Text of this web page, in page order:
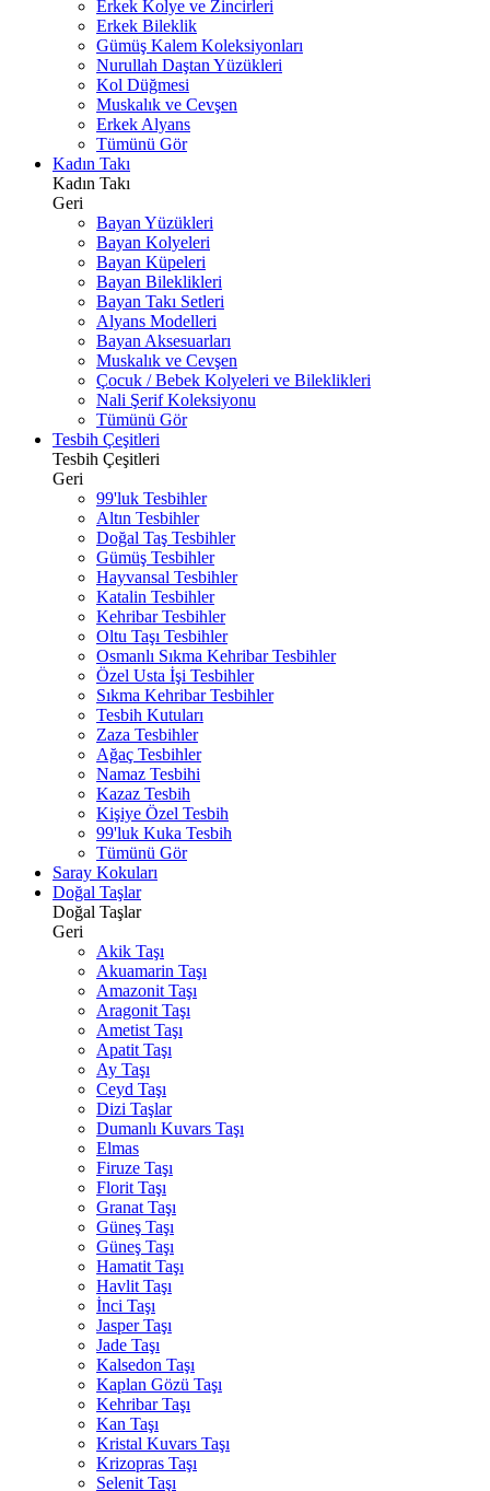
Erkek Kolye ve Zincirleri
Erkek Bileklik
Gümüş Kalem Koleksiyonları
Nurullah Daştan Yüzükleri
Kol Düğmesi
Muskalık ve Cevşen
Erkek Alyans
Tümünü Gör
Kadın Takı
Kadın Takı
Geri
Bayan Yüzükleri
Bayan Kolyeleri
Bayan Küpeleri
Bayan Bileklikleri
Bayan Takı Setleri
Alyans Modelleri
Bayan Aksesuarları
Muskalık ve Cevşen
Çocuk / Bebek Kolyeleri ve Bileklikleri
Nali Şerif Koleksiyonu
Tümünü Gör
Tesbih Çeşitleri
Tesbih Çeşitleri
Geri
99'luk Tesbihler
Altın Tesbihler
Doğal Taş Tesbihler
Gümüş Tesbihler
Hayvansal Tesbihler
Katalin Tesbihler
Kehribar Tesbihler
Oltu Taşı Tesbihler
Osmanlı Sıkma Kehribar Tesbihler
Özel Usta İşi Tesbihler
Sıkma Kehribar Tesbihler
Tesbih Kutuları
Zaza Tesbihler
Ağaç Tesbihler
Namaz Tesbihi
Kazaz Tesbih
Kişiye Özel Tesbih
99'luk Kuka Tesbih
Tümünü Gör
Saray Kokuları
Doğal Taşlar
Doğal Taşlar
Geri
Akik Taşı
Akuamarin Taşı
Amazonit Taşı
Aragonit Taşı
Ametist Taşı
Apatit Taşı
Ay Taşı
Ceyd Taşı
Dizi Taşlar
Dumanlı Kuvars Taşı
Elmas
Firuze Taşı
Florit Taşı
Granat Taşı
Güneş Taşı
Güneş Taşı
Hamatit Taşı
Havlit Taşı
İnci Taşı
Jasper Taşı
Jade Taşı
Kalsedon Taşı
Kaplan Gözü Taşı
Kehribar Taşı
Kan Taşı
Kristal Kuvars Taşı
Krizopras Taşı
Selenit Taşı